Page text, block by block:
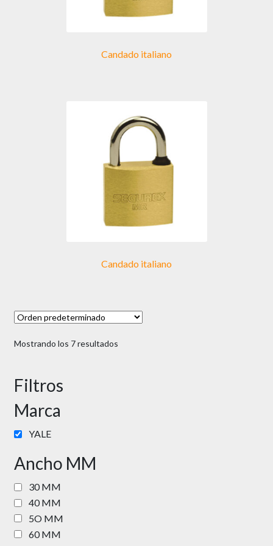
Candado italiano
Candado italiano
Mostrando los 7 resultados
Filtros
Marca
YALE
Ancho MM
30 MM
40 MM
5O MM
60 MM